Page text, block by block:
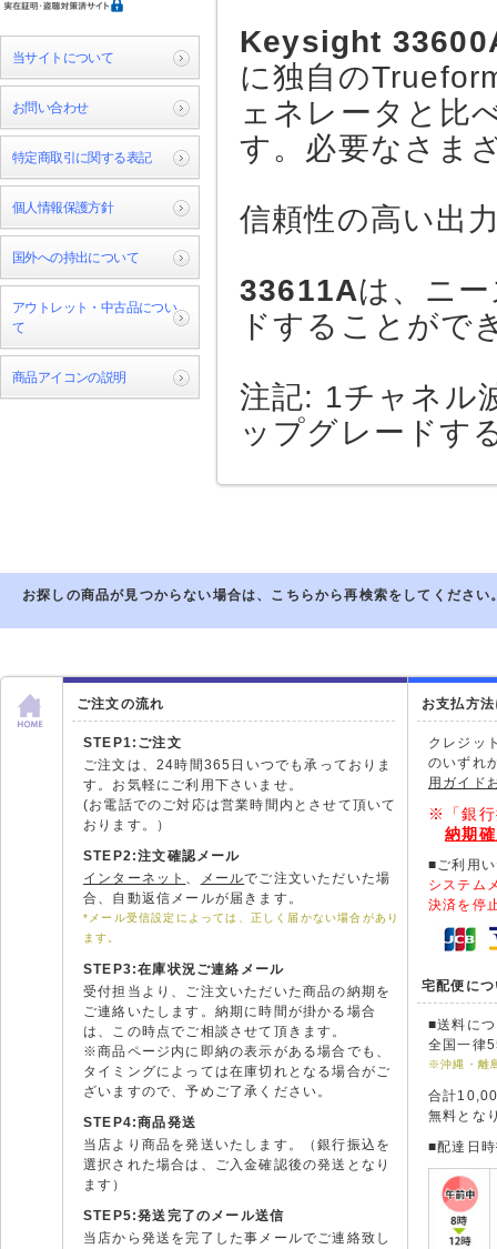
当サイトについて
お問い合わせ
特定商取引に関する表記
個人情報保護方針
国外への持出について
アウトレット・中古品につい
て
商品アイコンの説明
Keysight
に独自の
ェネレータと比
す。必要なさま
信頼性の高い出
33611Aは、ニ
ドすることがで
注記: 1チャネル
ップグレードす
お探しの商品が見つからない場合は、こちらから再検索をしてください
ご注文の流れ
STEP1:ご注文
ご注文は、24時間365日いつでも承っておりま
す。お気軽にご利用下さいませ。
(お電話でのご対応は営業時間内とさせて頂いて
おります。）
STEP2:注文確認メール
インターネット 、 メールでご注文いただいた場
合、自動返信メールが届きます。
*メール受信設定によっては、正しく届かない場合があり
ます。
STEP3:在庫状況ご連絡メール
受付担当より、ご注文いただいた商品の納期を
ご連絡いたします。納期に時間が掛かる場合
は、この時点でご相談させて頂きます。
※商品ページ内に即納の表示がある場合でも、
タイミングによっては在庫切れとなる場合がご
ざいますので、予めご了承ください。
STEP4:商品発送
当店より商品を発送いたします。（銀行振込を
選択された場合は、ご入金確認後の発送となり
ます）
STEP5:発送完了のメール送信
当店から発送を完了した事メールでご連絡致し
お支払方
クレジッ
のいずれ
用ガイド
※「銀行
納期
■ご利用
システム
決済を停
宅配便に
■送料に
全国一律
※沖縄・離
合計
無料とな
■配達日